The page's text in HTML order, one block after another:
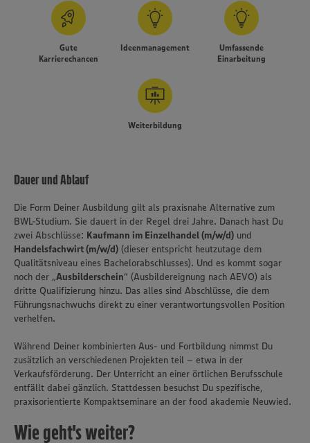
Gute
Karrierechancen
Ideenmanagement
Umfassende
Einarbeitung
Weiterbildung
Dauer und Ablauf
Die Form Deiner Ausbildung gilt als praxisnahe Alternative zum
BWL-Studium. Sie dauert in der Regel drei Jahre. Danach hast Du
zwei Abschlüsse: Kaufmann im Einzelhandel (m/w/d) und
Handelsfachwirt (m/w/d) (dieser entspricht heutzutage dem
Qualitätsniveau eines Bachelorabschlusses). Und es kommt sogar
noch der „Ausbilderschein“ (Ausbildereignung nach AEVO) als
dritte Qualifizierung hinzu. Das alles sind Abschlüsse, die dem
Führungsnachwuchs direkt zu einer verantwortungsvollen Position
verhelfen.
Während Deiner kombinierten Aus- und Fortbildung nimmst Du
zusätzlich an verschiedenen Projekten teil – etwa in der
Verkaufsförderung. Der Unterricht an einer örtlichen Berufsschule
entfällt dabei gänzlich. Stattdessen besuchst Du spezifische,
praxisorientierte Kompaktseminare an der food akademie Neuwied.
Wie geht's weiter?